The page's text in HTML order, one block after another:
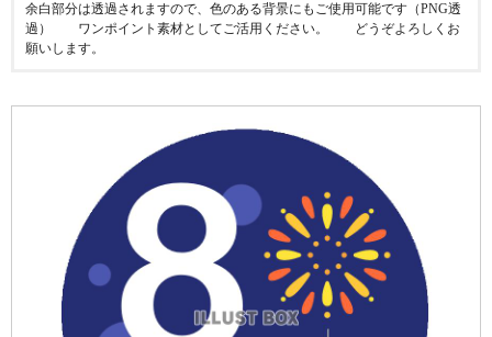
余白部分は透過されますので、色のある背景にもご使用可能です（PNG透
過）⠀ ⠀ ワンポイント素材としてご活用ください。⠀ ⠀ どうぞよろしくお
願いします。